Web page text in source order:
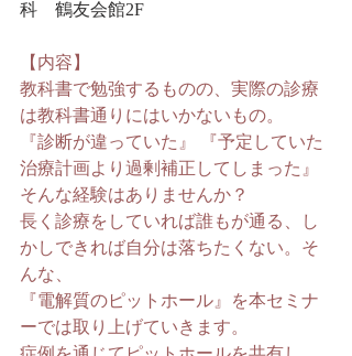
科　鶴友会館2F
【内容】
教科書で勉強するものの、実際の診療
は教科書通りにはいかないもの。
『診断が違っていた』 『予定していた
治療計画より過剰補正してしまった』
そんな経験はありませんか？
長く診療をしていれば誰もが通る、し
かしできれば自分は落ちたくない。そ
んな、
『電解質のピットホール』を本セミナ
ーでは取り上げていきます。